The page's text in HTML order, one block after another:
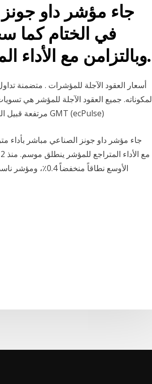
جاء مؤشر داو جونز
في الختام كما
وبالتزامن مع الأداء المتراجع للمؤشر ينطلق موسم.
أسعار العقود الآجلة للمؤشرات . متضمنة
لمكوناته. جميع العقود الآجلة للمؤشر هي
مرتفعة قبيل البيانات الاقتصادية مع توقعاتها الإيجابية 2014-03-17 11:49:35 GMT (ecPulse)
جاء مؤشر داو جونز الصناعي مباشر بأداء